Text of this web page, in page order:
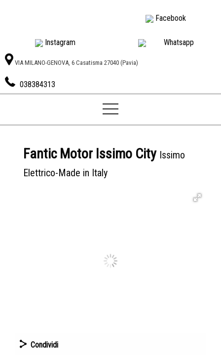
Facebook
Instagram Whatsapp
VIA MILANO-GENOVA, 6 Casatisma 27040 (Pavia)
038384313
Autoexport
di
Galabov
Fantic Motor Issimo City Issimo
Elettrico-Made in Italy
Condividi